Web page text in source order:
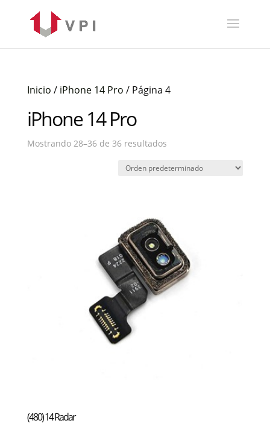
Inicio / iPhone 14 Pro / Página 4
iPhone 14 Pro
Mostrando 28–36 de 36 resultados
(480) 14 Radar